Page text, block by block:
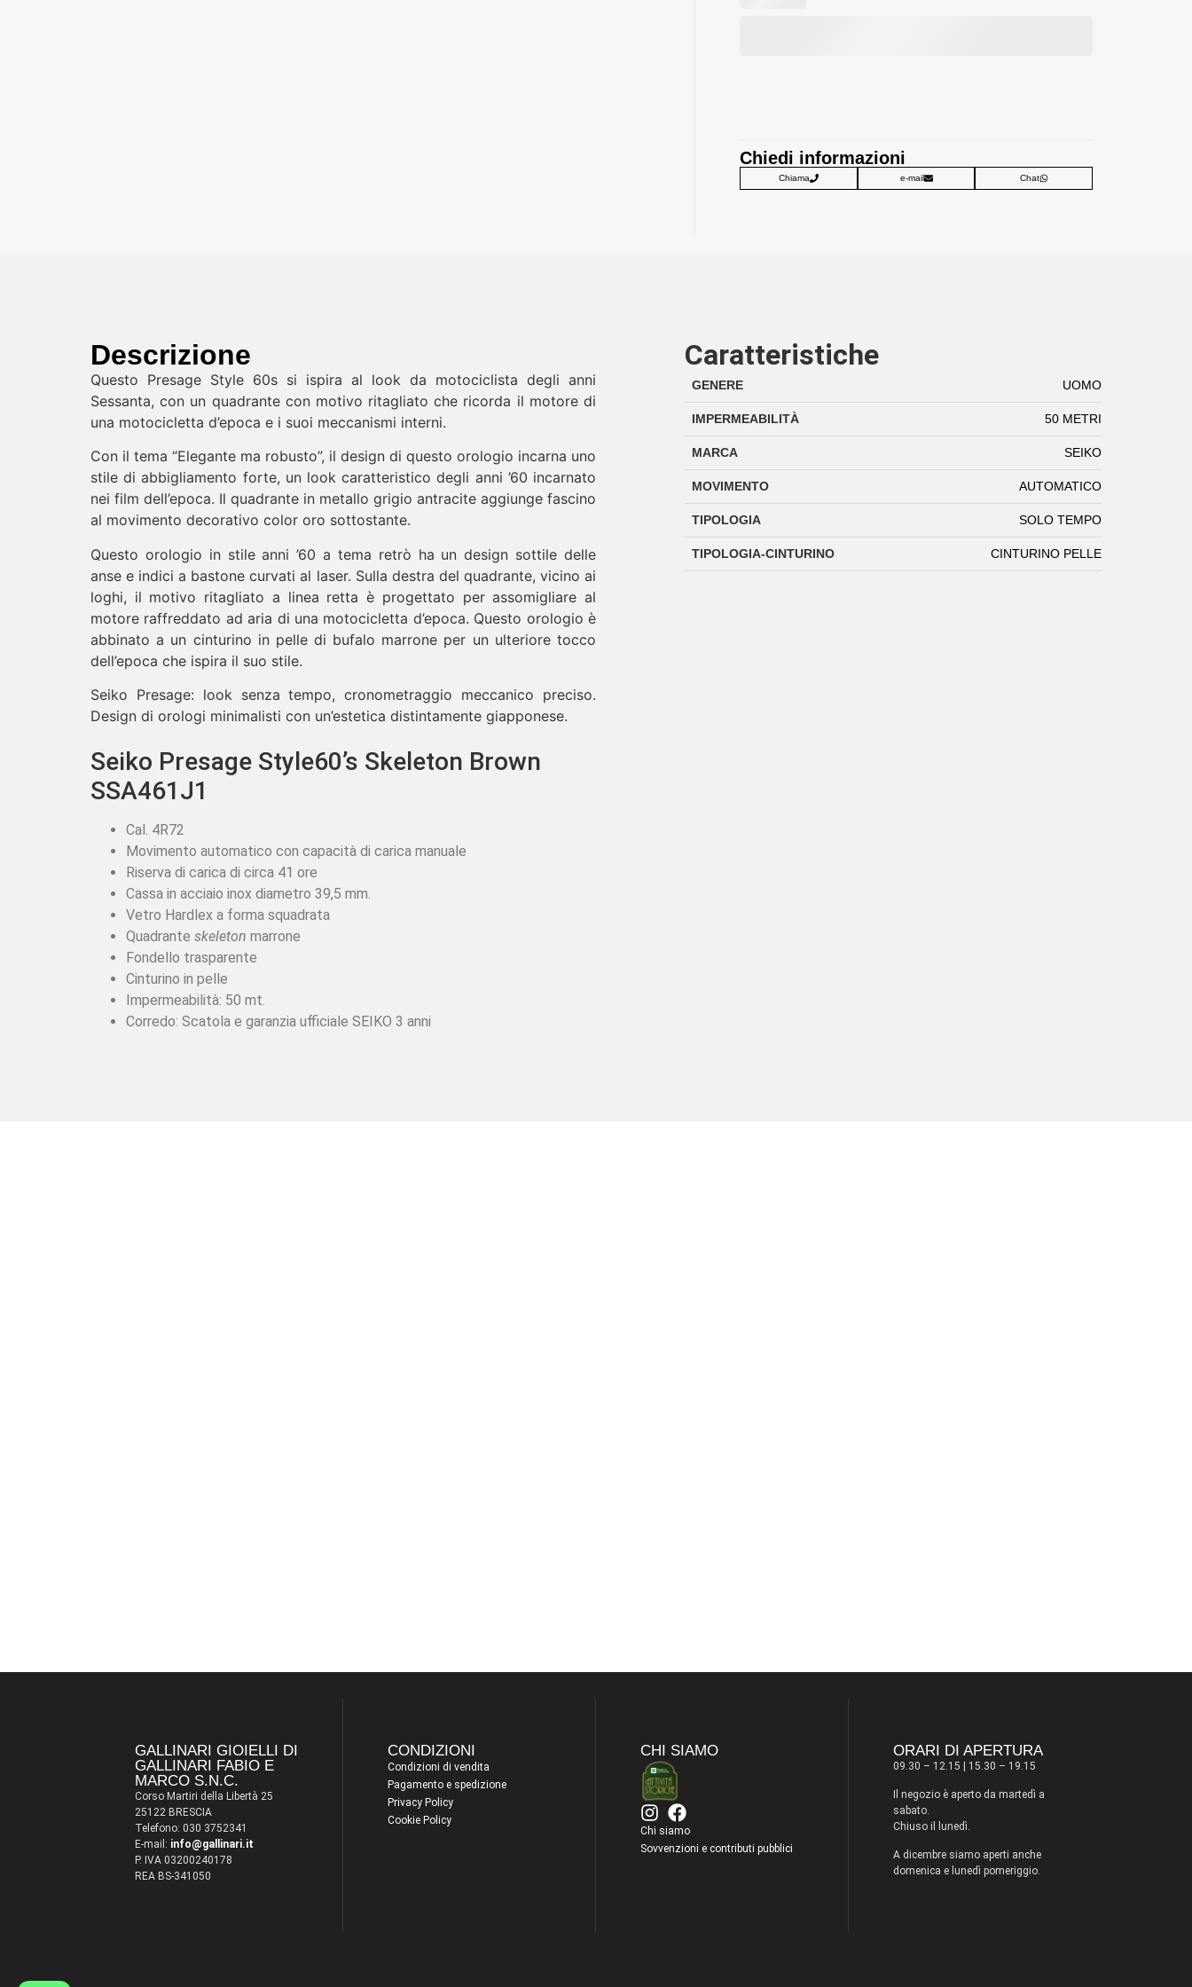
Chiedi informazioni
Chiama e-mail Chat
Descrizione
Questo Presage Style 60s si ispira al look da motociclista degli anni
Sessanta, con un quadrante con motivo ritagliato che ricorda il motore di
una motocicletta d’epoca e i suoi meccanismi interni.
Con il tema “Elegante ma robusto”, il design di questo orologio incarna uno
stile di abbigliamento forte, un look caratteristico degli anni ’60 incarnato
nei film dell’epoca. Il quadrante in metallo grigio antracite aggiunge fascino
al movimento decorativo color oro sottostante.
Questo orologio in stile anni ’60 a tema retrò ha un design sottile delle
anse e indici a bastone curvati al laser. Sulla destra del quadrante, vicino ai
loghi, il motivo ritagliato a linea retta è progettato per assomigliare al
motore raffreddato ad aria di una motocicletta d’epoca. Questo orologio è
abbinato a un cinturino in pelle di bufalo marrone per un ulteriore tocco
dell’epoca che ispira il suo stile.
Seiko Presage: look senza tempo, cronometraggio meccanico preciso.
Design di orologi minimalisti con un’estetica distintamente giapponese.
Seiko Presage Style60’s Skeleton Brown
SSA461J1
Cal. 4R72
Movimento automatico con capacità di carica manuale
Riserva di carica di circa 41 ore
Cassa in acciaio inox diametro 39,5 mm.
Vetro Hardlex a forma squadrata
Quadrante skeleton marrone
Fondello trasparente
Cinturino in pelle
Impermeabilità: 50 mt.
Corredo: Scatola e garanzia ufficiale SEIKO 3 anni
Caratteristiche
GENERE UOMO
IMPERMEABILITÀ 50 METRI
MARCA SEIKO
MOVIMENTO AUTOMATICO
TIPOLOGIA SOLO TEMPO
TIPOLOGIA-CINTURINO CINTURINO PELLE
GALLINARI GIOIELLI DI
GALLINARI FABIO E
MARCO S.N.C.
Corso Martiri della Libertà 25
25122 BRESCIA
Telefono: 030 3752341
E-mail: info@gallinari.it
P. IVA 03200240178
REA BS-341050
CONDIZIONI
Condizioni di vendita
Pagamento e spedizione
Privacy Policy
Cookie Policy
CHI SIAMO
Chi siamo
Sovvenzioni e contributi pubblici
ORARI DI APERTURA
09.30 – 12.15 | 15.30 – 19.15
Il negozio è aperto da martedì a
sabato.
Chiuso il lunedì.
A dicembre siamo aperti anche
domenica e lunedì pomeriggio.